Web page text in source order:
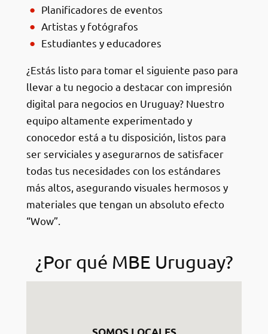
Planificadores de eventos
Artistas y fotógrafos
Estudiantes y educadores
¿Estás listo para tomar el siguiente paso para
llevar a tu negocio a destacar con impresión
digital para negocios en Uruguay? Nuestro
equipo altamente experimentado y
conocedor está a tu disposición, listos para
ser serviciales y asegurarnos de satisfacer
todas tus necesidades con los estándares
más altos, asegurando visuales hermosos y
materiales que tengan un absoluto efecto
“Wow”.
¿Por qué MBE Uruguay?